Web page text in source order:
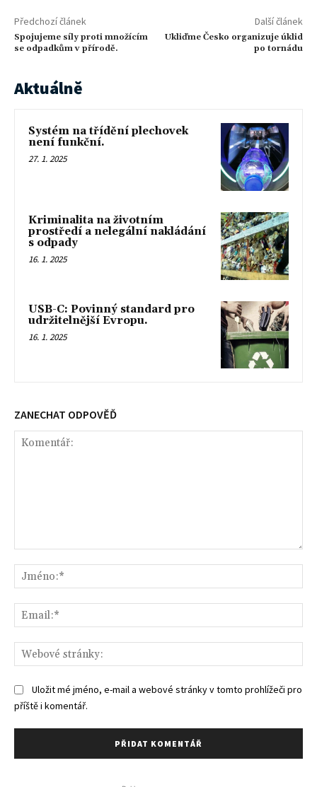
Předchozí článek
Spojujeme síly proti množícím
se odpadkům v přírodě.
Další článek
Ukliďme Česko organizuje úklid
po tornádu
Aktuálně
Systém na třídění plechovek
není funkční.
27. 1. 2025
Kriminalita na životním
prostředí a nelegální nakládání
s odpady
16. 1. 2025
USB-C: Povinný standard pro
udržitelnější Evropu.
16. 1. 2025
ZANECHAT ODPOVĚĎ
Uložit mé jméno, e-mail a webové stránky v tomto prohlížeči pro
příště i komentář.